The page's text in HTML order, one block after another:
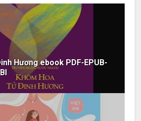
Hương ebook PDF-EPUB-